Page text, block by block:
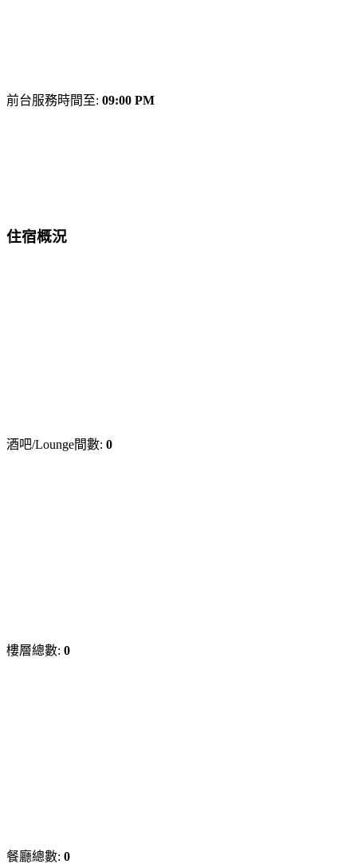
前台服務時間至: 09:00 PM
住宿概況
酒吧/Lounge間數: 0
樓層總數: 0
餐廳總數: 0